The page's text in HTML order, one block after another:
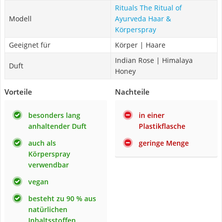
Modell
Rituals The Ritual of
Ayurveda Haar &
Körperspray
Geeignet für
Körper | Haare
Duft
Indian Rose | Himalaya
Honey
Vorteile
besonders lang
anhaltender Duft
auch als
Körperspray
verwendbar
vegan
besteht zu 90 % aus
natürlichen
Nachteile
in einer
Plastikflasche
geringe Menge